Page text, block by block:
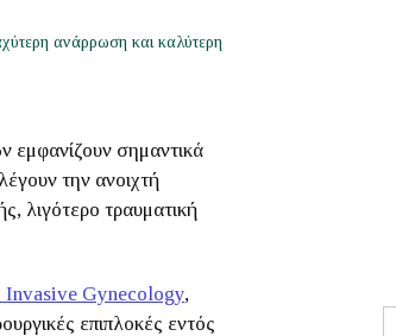
εμφανίζουν σημαντικά
την ανοιχτή
λιγότερο τραυματική
Gynecology,
επιπλοκές εντός